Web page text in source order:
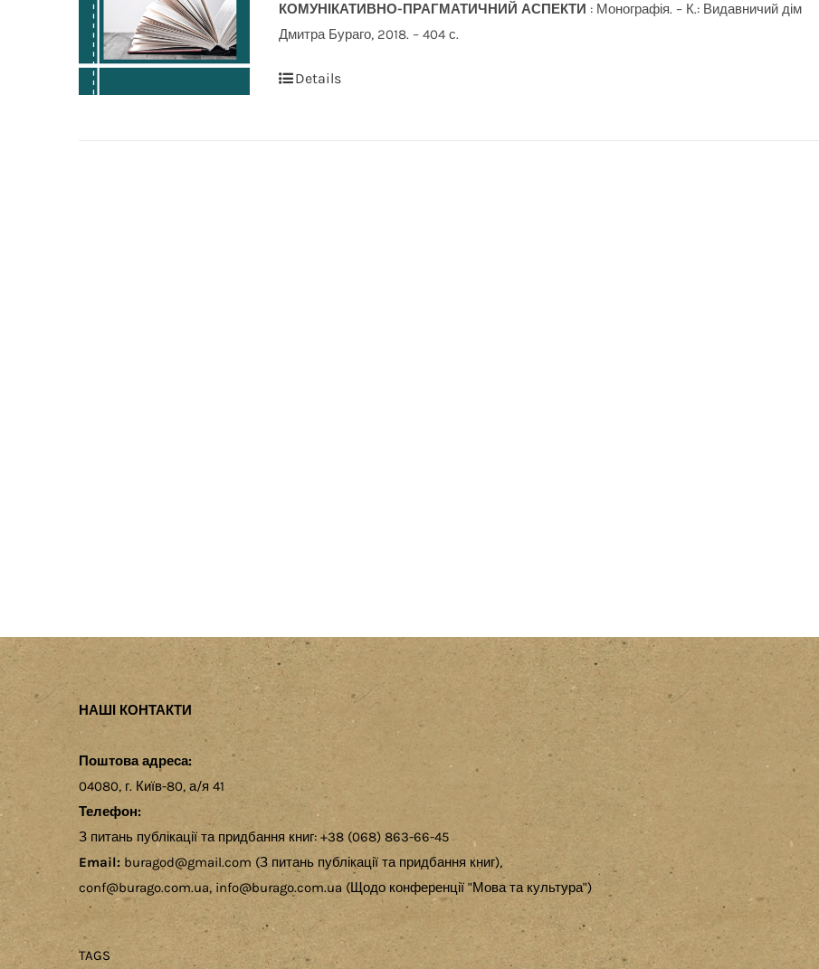
КОМУНІКАТИВНО-ПРАГМАТИЧНИЙ АСПЕКТИ : Монографія. – К.: Видавничий дім
Дмитра Бураго, 2018. – 404 с.
Details
НАШІ КОНТАКТИ
Поштова адреса:
04080, г. Київ-80, а/я 41
Телефон:
З питань публікації та придбання книг: +38 (068) 863-66-45
Email: buragod@gmail.com (З питань публікації та придбання книг),
conf@burago.com.ua, info@burago.com.ua (Щодо конференції "Мова та культура")
TAGS